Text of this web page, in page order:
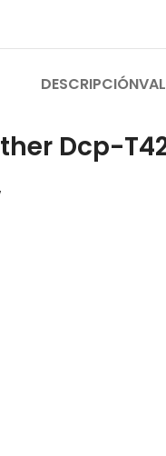
DESCRIPCIÓN
Dcp-